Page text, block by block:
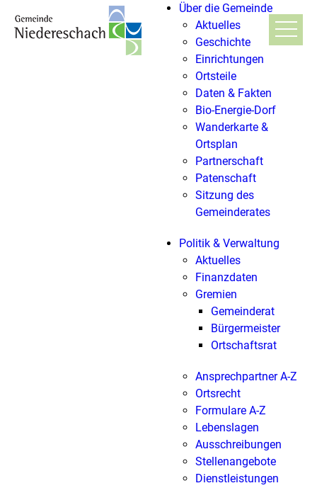
Über die Gemeinde
Aktuelles
Geschichte
Einrichtungen
Ortsteile
Daten & Fakten
Bio-Energie-Dorf
Wanderkarte &
Ortsplan
Partnerschaft
Patenschaft
Sitzung des
Gemeinderates
Politik & Verwaltung
Aktuelles
Finanzdaten
Gremien
Gemeinderat
Bürgermeister
Ortschaftsrat
Ansprechpartner A-Z
Ortsrecht
Formulare A-Z
Lebenslagen
Ausschreibungen
Stellenangebote
Dienstleistungen